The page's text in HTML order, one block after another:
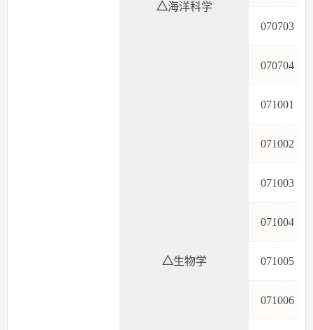
△海洋科学
△生物学